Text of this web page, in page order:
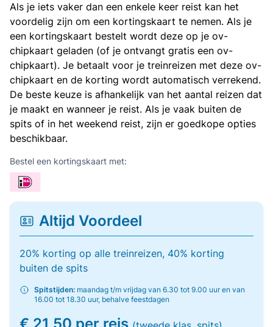
Als je iets vaker dan een enkele keer reist kan het
voordelig zijn om een kortingskaart te nemen. Als je
een kortingskaart bestelt wordt deze op je ov-
chipkaart geladen (of je ontvangt gratis een ov-
chipkaart). Je betaalt voor je treinreizen met deze ov-
chipkaart en de korting wordt automatisch verrekend.
De beste keuze is afhankelijk van het aantal reizen dat
je maakt en wanneer je reist. Als je vaak buiten de
spits of in het weekend reist, zijn er goedkope opties
beschikbaar.
Bestel een kortingskaart met:
Altijd Voordeel
20% korting op alle treinreizen, 40% korting
buiten de spits
Spitstijden: maandag t/m vrijdag van 6.30 tot 9.00 uur en van
16.00 tot 18.30 uur, behalve feestdagen